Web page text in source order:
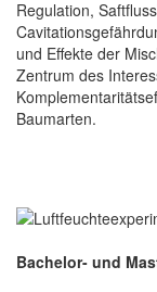
Regulation,
und Effekte der
Zentrum des
Baumarten.
Bachelor- und